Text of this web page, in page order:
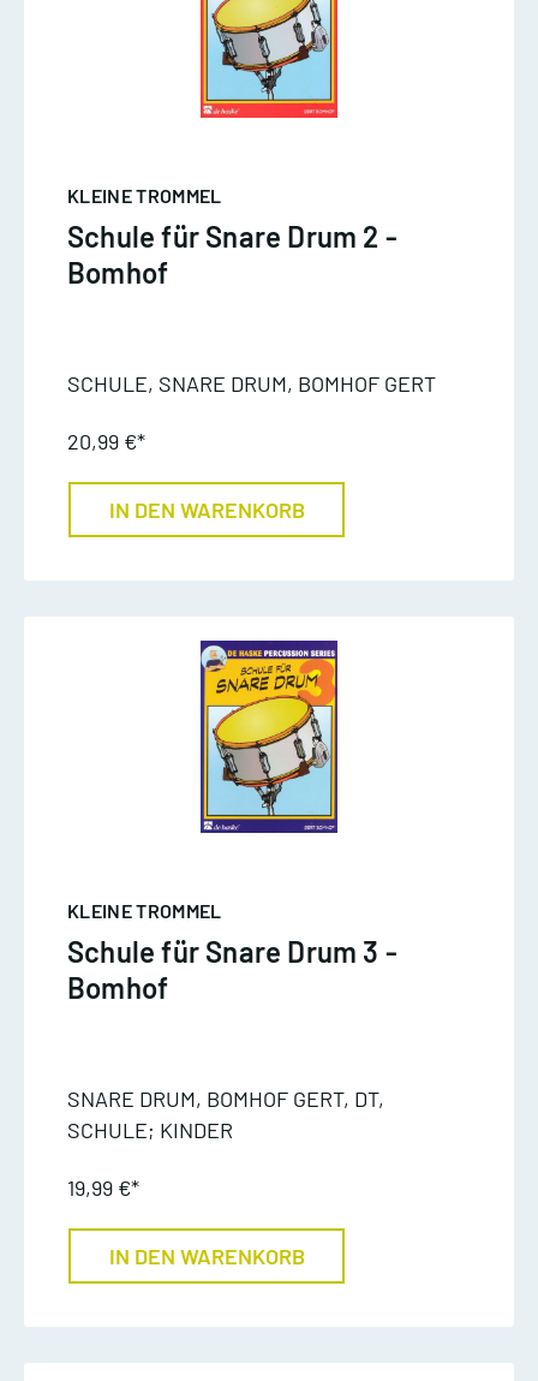
KLEINE TROMMEL
Schule für Snare Drum 2 -
Bomhof
SCHULE, SNARE DRUM, BOMHOF GERT
20,99 €*
IN DEN WARENKORB
KLEINE TROMMEL
Schule für Snare Drum 3 -
Bomhof
SNARE DRUM, BOMHOF GERT, DT,
SCHULE; KINDER
19,99 €*
IN DEN WARENKORB